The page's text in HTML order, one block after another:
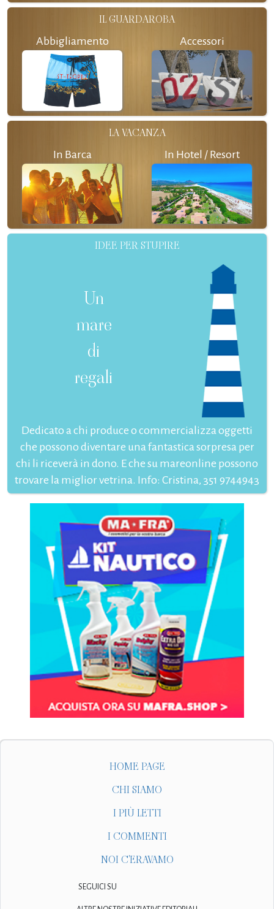
IL GUARDAROBA
Abbigliamento Accessori
LA VACANZA
In Barca In Hotel / Resort
IDEE PER STUPIRE
Un
mare
di
regali
Dedicato a chi produce o commercializza oggetti
che possono diventare una fantastica sorpresa per
chi li riceverà in dono. E che su mareonline possono
trovare la miglior vetrina. Info: Cristina, 351 9744943
HOME PAGE
CHI SIAMO
I PIÙ LETTI
I COMMENTI
NOI C'ERAVAMO
SEGUICI SU